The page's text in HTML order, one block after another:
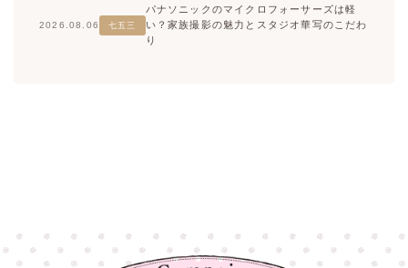
2026.08.06 七五三
パナソニックのマイクロフォーサーズは軽
い？家族撮影の魅力とスタジオ華写のこだわ
り